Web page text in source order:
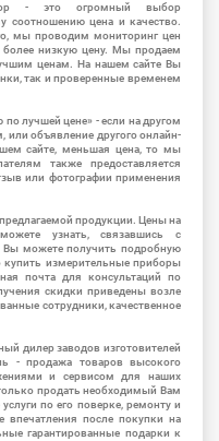
- это огромный выбор
соотношению цена и качество.
мы проводим мониторинг цен
более низкую цену. Мы продаем
ценам. На нашем сайте Вы
так и проверенные временем
по лучшей цене» - если на другом
или объявление другого онлайн-
сайте, меньшая цена, то мы
также предоставляется
или фотографии применения
продукции. Цены на
узнать, связавшись с
можете получить подробную
измерительные приборы
почта для консультаций по
скидки приведены возле
сотрудники, качественное
дилер заводов изготовителей
- продажа товаров высокого
и сервисом для наших
продать необходимый Вам
по его поверке, ремонту и
после покупки на
гарантированные подарки к